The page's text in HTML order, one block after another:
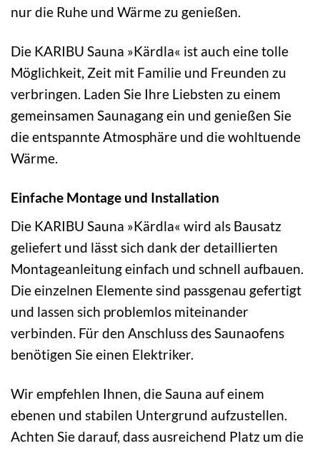
nur die Ruhe und Wärme zu genießen.
Die KARIBU Sauna »Kärdla« ist auch eine tolle
Möglichkeit, Zeit mit Familie und Freunden zu
verbringen. Laden Sie Ihre Liebsten zu einem
gemeinsamen Saunagang ein und genießen Sie
die entspannte Atmosphäre und die wohltuende
Wärme.
Einfache Montage und Installation
Die KARIBU Sauna »Kärdla« wird als Bausatz
geliefert und lässt sich dank der detaillierten
Montageanleitung einfach und schnell aufbauen.
Die einzelnen Elemente sind passgenau gefertigt
und lassen sich problemlos miteinander
verbinden. Für den Anschluss des Saunaofens
benötigen Sie einen Elektriker.
Wir empfehlen Ihnen, die Sauna auf einem
ebenen und stabilen Untergrund aufzustellen.
Achten Sie darauf, dass ausreichend Platz um die